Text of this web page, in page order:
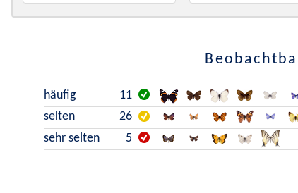
häufig 11
selten
26
sehr selten
5